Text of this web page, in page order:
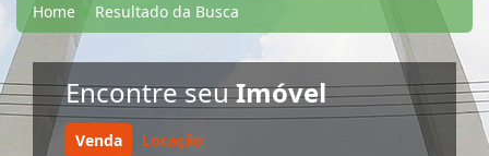
Home Resultado da Busca
Encontre seuImóvel
Venda Locação